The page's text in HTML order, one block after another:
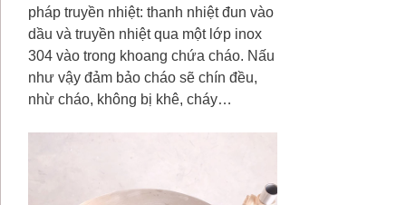
pháp truyền nhiệt: thanh nhiệt đun vào
dầu và truyền nhiệt qua một lớp inox
304 vào trong khoang chứa cháo. Nấu
như vậy đảm bảo cháo sẽ chín đều,
nhừ cháo, không bị khê, cháy…